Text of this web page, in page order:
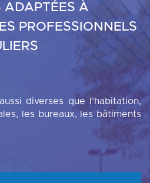
ADAPTÉES À
PROFESSIONNELS
diverses que l’habitation,
les bureaux, les bâtiments